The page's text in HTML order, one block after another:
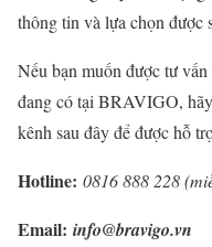
thông tin và lựa chọn được
Nếu bạn muốn được tư
đang có tại BRAVIGO,
kênh sau đây để được hỗ
Hotline: 0816 888 228
Email: info@bravigo.vn